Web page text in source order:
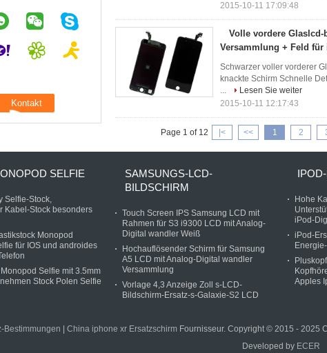
2015-10-11 17:09:48
Volle vordere
Versammlung + Feld
Schwarzer voller vorderer
knackte Schirm Schnelle
...
Lesen Sie weiter
2015-10-11 12:17:43
Page 1 of 12 |< << 1 2
SELFIE
Selfie-Stock,
Kabel-Stock besonders
Monopod
für IOS und androides
Selfie mit 3.5mm
Stock Polen Selfie
SAMSUNGS-LCD-
BILDSCHIRM
Touch Screen IPS Samsung LCD mit
Rahmen für S3 i9300 LCD mit Analog-
Digital wandler Weiß
Hochauflösender Schirm für Samsung
A5 LCD mit Analog-Digital wandler
Versammlung
Vorlage 4,3 Anzeige Zoll s-LCD-
Bildschirm-Ersatz-s-Galaxie-S2 LCD
Hohe
iPod-
iPod-
Apples
Bestimmungen China iphone xr Ersatzschirm Fournisseur. Copyright © 2015 - 2025
Developed by ECER